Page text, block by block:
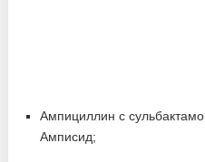
Ампициллин с
Амписид;